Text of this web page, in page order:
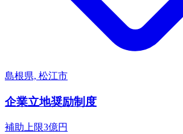
島根県, 松江市
企業立地奨励制度
補助上限3億円